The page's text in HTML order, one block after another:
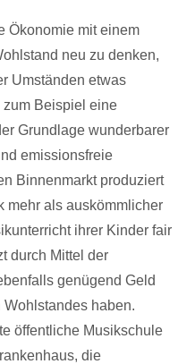
Ökonomie mit einem
neu zu denken,
Umständen etwas
Beispiel eine
Grundlage wunderbarer
emissionsfreie
Binnenmarkt produziert
mehr als auskömmlicher
ihrer Kinder fair
durch Mittel der
genügend Geld
haben.
öffentliche Musikschule
die